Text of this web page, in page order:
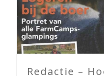
Redactie –